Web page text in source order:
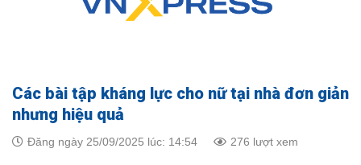
Các bài tập kháng lực cho nữ tại nhà đơn giản
nhưng hiệu quả
Đăng ngày 25/09/2025 lúc: 14:54 276 lượt xem